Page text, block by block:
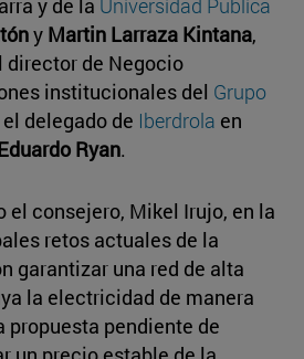
y de la Universidad Pública
y Martin Larraza Kintana,
de Negocio
institucionales del Grupo
delegado de Iberdrola en
Ryan.
el consejero, Mikel Irujo, en la
retos actuales de la
garantizar una red de alta
la electricidad de manera
propuesta pendiente de